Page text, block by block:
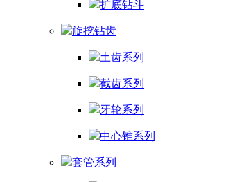
扩底钻斗
旋挖钻齿
土齿系列
截齿系列
牙轮系列
中心锥系列
套管系列